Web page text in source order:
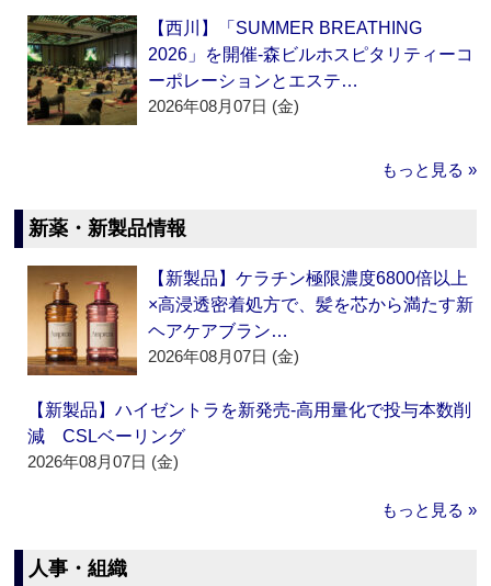
【西川】「SUMMER BREATHING
2026」を開催‐森ビルホスピタリティーコ
ーポレーションとエステ…
2026年08月07日 (金)
もっと見る »
新薬・新製品情報
【新製品】ケラチン極限濃度6800倍以上
×高浸透密着処方で、髪を芯から満たす新
ヘアケアブラン…
2026年08月07日 (金)
【新製品】ハイゼントラを新発売‐高用量化で投与本数削
減 CSLベーリング
2026年08月07日 (金)
もっと見る »
人事・組織